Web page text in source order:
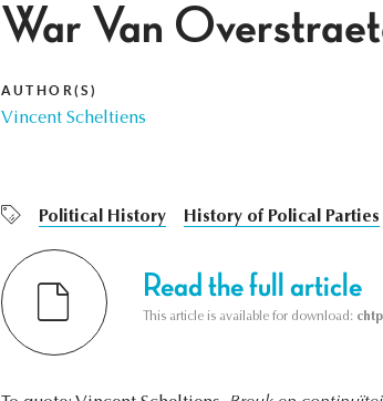
War Van
AUTHOR(S)
Vincent Scheltiens
Political History History of Polical Parties
Read the full article
This article is available for download: